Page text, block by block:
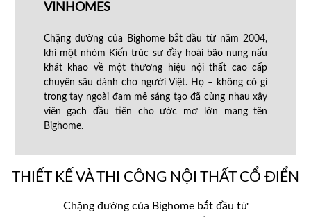
VINHOMES
Chặng đường của Bighome bắt đầu từ năm 2004,
khi một nhóm Kiến trúc sư đầy hoài bão nung nấu
khát khao về một thương hiệu nội thất cao cấp
chuyên sâu dành cho người Việt. Họ – không có gì
trong tay ngoài đam mê sáng tạo đã cùng nhau xây
viên gạch đầu tiên cho ước mơ lớn mang tên
Bighome.
THIẾT KẾ VÀ THI CÔNG NỘI THẤT CỔ ĐIỂN
Chặng đường của Bighome bắt đầu từ